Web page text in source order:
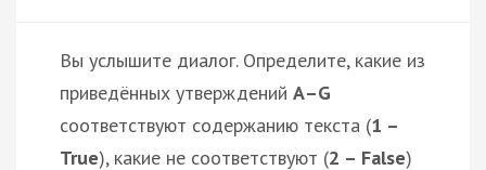
Вы услышите диалог. Определите, какие из
приведённых утверждений А–G
соответствуют содержанию текста (1 –
True), какие не соответствуют (2 – False)